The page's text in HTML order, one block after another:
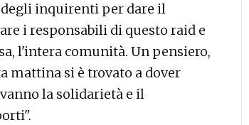
inquirenti per dare il
i responsabili di questo raid e
l'intera comunità. Un pensiero,
mattina si è trovato a dover
la solidarietà e il